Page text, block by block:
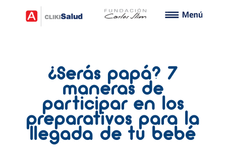
¿Serás papá? 7
maneras de
participar en los
preparativos para la
llegada de tu bebé